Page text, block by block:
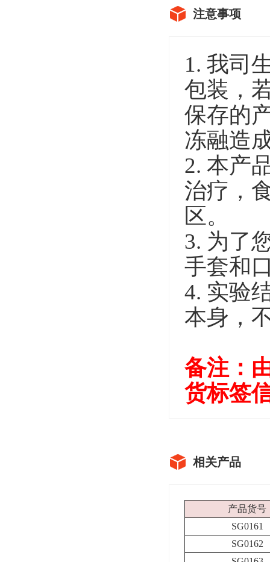
注意事项
1. 我司
包装，
保存的
冻融造
2. 本产
治疗，
区。
3. 为了
手套和
4. 实验
本身，
备注 ：
货标签
相关产品
产品货号
SG0161
SG0162